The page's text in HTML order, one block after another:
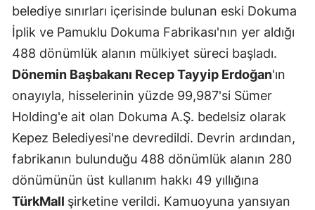
belediye sınırları içerisinde bulunan eski Dokuma
İplik ve Pamuklu Dokuma Fabrikası'nın yer aldığı
488 dönümlük alanın mülkiyet süreci başladı.
Dönemin Başbakanı Recep Tayyip Erdoğan'ın
onayıyla, hisselerinin yüzde 99,987'si Sümer
Holding'e ait olan Dokuma A.Ş. bedelsiz olarak
Kepez Belediyesi'ne devredildi. Devrin ardından,
fabrikanın bulunduğu 488 dönümlük alanın 280
dönümünün üst kullanım hakkı 49 yıllığına
TürkMall şirketine verildi. Kamuoyuna yansıyan